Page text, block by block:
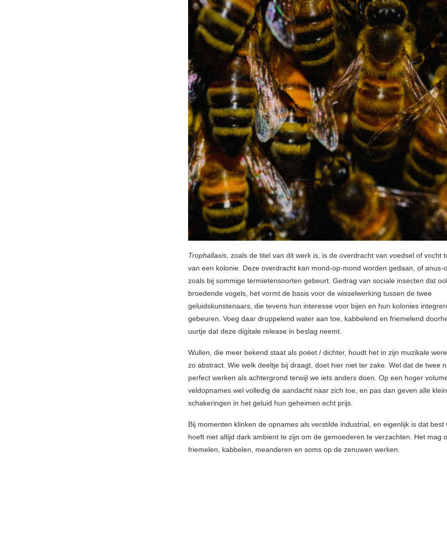
Trophallaxis, zoals de titel van dit werk is, is de overdracht van voedsel of vocht
van een kolonie. Deze overdracht kan mond-op-mond worden gedaan, of anus-
zoals bij sommige termietensoorten gebeurt. Gedrag van sociale insecten dat
broedende vogels, het vormt de basis voor de wisselwerking tussen de twee
geluidskunstenaars, die tevens hun interesse voor bijen en hun kolonies
gebeuren. Voeg daar druppelend water aan toe, kabbelend en friemelend
uurtje dat deze digitale release in beslag neemt.
Wullen, die meer bekend staat als poëet / dichter, houdt het in zijn muzikale
zo abstract. Wie welk deeltje bij draagt, doet hier niet ter zake. Wel dat de twee
perfect werken als achtergrond terwijl we iets anders doen. Op een hoger
veldopnames wel volledig de aandacht naar zich toe, en pas dan geven alle
schakeringen in het geluid hun geheimen echt prijs.
Bij momenten klinken de opnames als verstilde industrial, en eigenlijk is dat best
hoeft niet altijd dark ambient te zijn om de gemoederen te verzachten. Het mag
friemelen, kabbelen, meanderen en soms op de zenuwen werken.